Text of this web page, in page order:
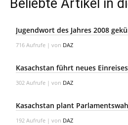
Beliebte Artikel in
Jugendwort des Jahres 2008
716 Aufrufe | von DAZ
Kasachstan führt neues
302 Aufrufe | von DAZ
Kasachstan plant
192 Aufrufe | von DAZ